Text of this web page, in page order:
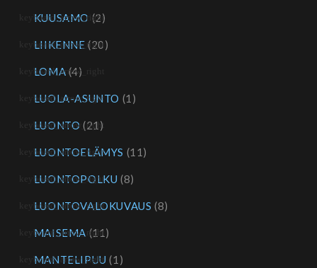
KUUSAMO (2)
LIIKENNE (20)
LOMA (4)
LUOLA-ASUNTO (1)
LUONTO (21)
LUONTOELÄMYS (11)
LUONTOPOLKU (8)
LUONTOVALOKUVAUS (8)
MAISEMA (11)
MANTELIPUU (1)